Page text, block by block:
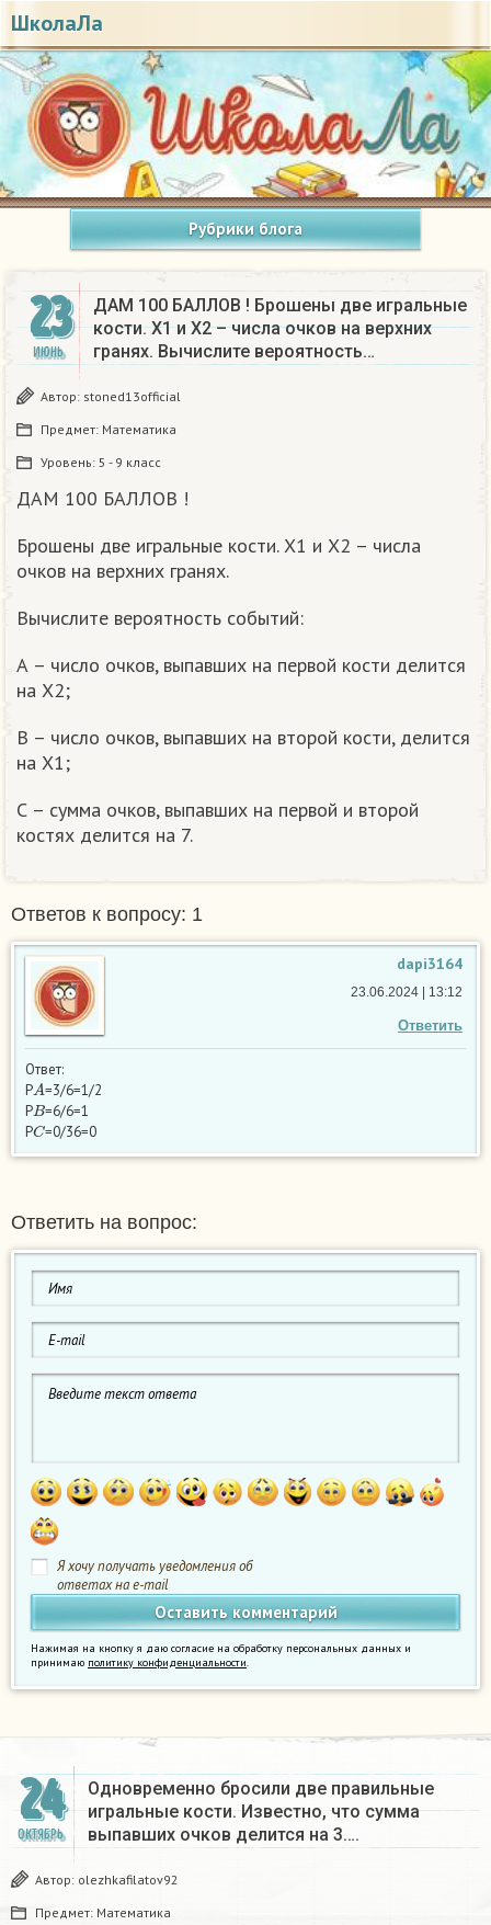
ШколаЛа
Рубрики блога
23
ИЮНЬ
ДАМ 100 БАЛЛОВ ! Брошены две игральные
кости. Х1 и Х2 – числа очков на верхних
гранях. Вычислите вероятность…
Автор: stoned13official
Предмет: Математика
Уровень: 5 - 9 класс
ДАМ 100 БАЛЛОВ !
Брошены две игральные кости. Х1 и Х2 – числа
очков на верхних гранях.
Вычислите вероятность событий:
А – число очков, выпавших на первой кости делится
на Х2;
В – число очков, выпавших на второй кости, делится
на Х1;
С – сумма очков, выпавших на первой и второй
костях делится на 7.
Ответов к вопросу: 1
dapi3164
Ответить
23.06.2024 | 13:12
Ответ:
P
A
=3/6=1/2
P
B
=6/6=1
P
C
=0/36=0
Ответить на вопрос:
Я хочу получать уведомления об
ответах на e-mail
Нажимая на кнопку я даю согласие на обработку персональных данных и
принимаю политику конфиденциальности.
24
ОКТЯБРЬ
Одновременно бросили две правильные
игральные кости. Известно, что сумма
выпавших очков делится на 3….
Автор: olezhkafilatov92
Предмет: Математика